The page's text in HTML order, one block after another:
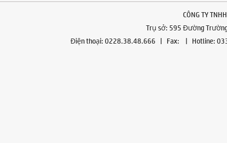
CÔNG TY
Trụ sở: 595 Đường
Điện thoại: 0228.38.48.666 | Fax: | Hotline: